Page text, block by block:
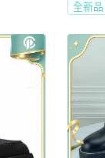
全新品